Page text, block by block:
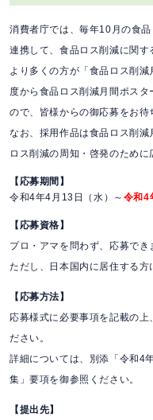
消費者庁では、毎年10月の食
連携して、食品ロス削減に関す
より多くの方が「食品ロス削
度から食品ロス削減月間ポス
ので、皆様からの御応募をお待
なお、採用作品は食品ロス削
ロス削減の周知・啓発のために
【応募期間】
令和4年4月13日（水）～ 令和4
【応募資格】
プロ・アマを問わず、応募でき
ただし、日本国内に居住する方
【応募方法】
応募様式に必要事項を記載の
ださい。
詳細については、別添「令和4
集」要項を御参照ください。
【提出先】